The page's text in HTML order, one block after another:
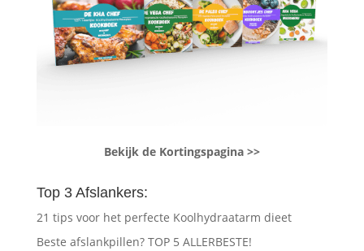
Bekijk de Kortingspagina >>
Top 3 Afslankers:
21 tips voor het perfecte Koolhydraatarm dieet
Beste afslankpillen? TOP 5 ALLERBESTE!